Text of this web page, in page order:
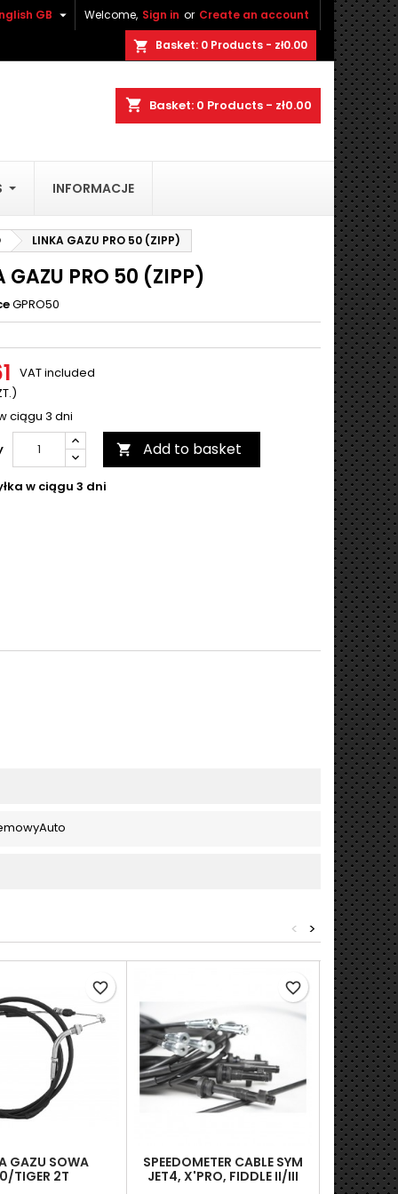
Welcome, Sign in or Create an account
GB 
shopping_cart Basket: 0 Products - zł0.00
shopping_cart Basket: 0 Products - zł0.00
INFORMACJE
LINKA GAZU PRO 50 (ZIPP)
GAZU PRO 50 (ZIPP)
GPRO50
VAT included
ciągu 3 dni
 Add to basket
w ciągu 3 dni
>
<
GAZU SOWA
TIGER 2T
favorite_border
SPEEDOMETER CABLE SYM
JET4, X'PRO, FIDDLE II/III
favorite_border
LINKA